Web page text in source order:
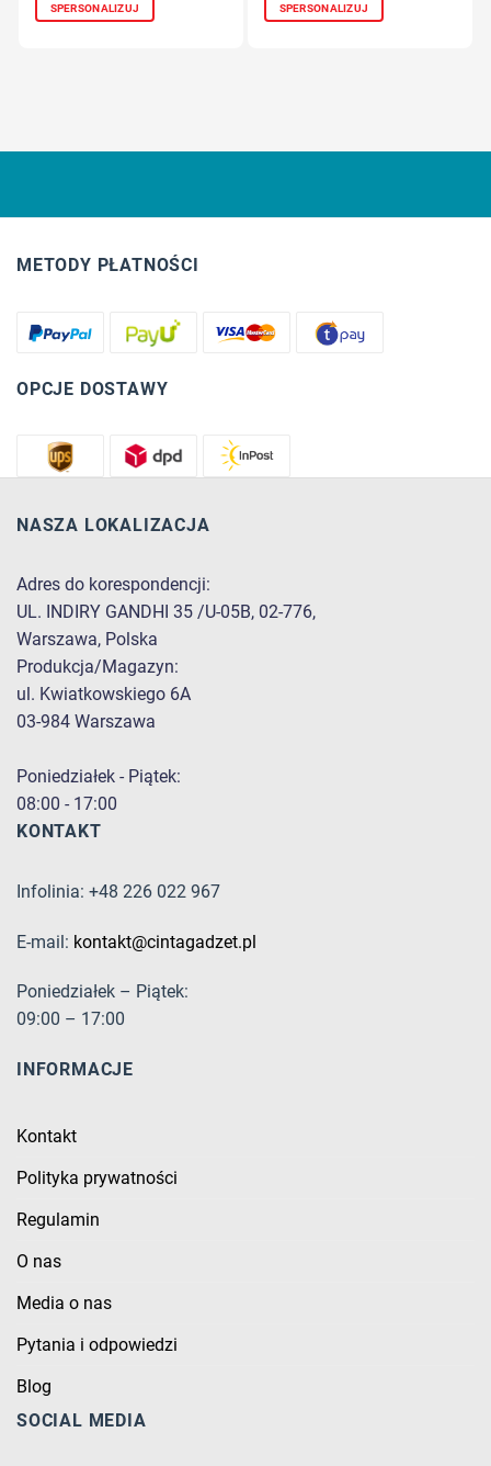
SPERSONALIZUJ SPERSONALIZUJ
METODY PŁATNOŚCI
OPCJE DOSTAWY
NASZA LOKALIZACJA
Adres do korespondencji:
UL. INDIRY GANDHI 35 /U-05B, 02-776,
Warszawa, Polska
Produkcja/Magazyn:
ul. Kwiatkowskiego 6A
03-984 Warszawa
Poniedziałek - Piątek:
08:00 - 17:00
KONTAKT
Infolinia: +48 226 022 967
E-mail: kontakt@cintagadzet.pl
Poniedziałek – Piątek:
09:00 – 17:00
INFORMACJE
Kontakt
Polityka prywatności
Regulamin
O nas
Media o nas
Pytania i odpowiedzi
Blog
SOCIAL MEDIA